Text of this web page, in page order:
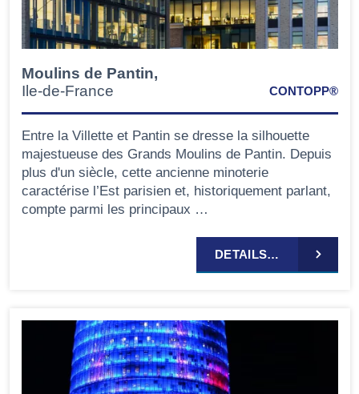
Moulins de Pantin,
Ile-de-France
CONTOPP®
Entre la Villette et Pantin se dresse la silhouette
majestueuse des Grands Moulins de Pantin. Depuis
plus d'un siècle, cette ancienne minoterie
caractérise l’Est parisien et, historiquement parlant,
compte parmi les principaux …
DETAILS…